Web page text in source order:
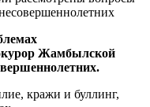
Жамбылской
кражи и буллинг,